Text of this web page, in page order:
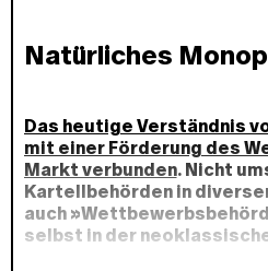
Natürliches
Das heutige Verständnis
mit einer Förderung des
Markt verbunden. Nicht
Kartellbehörden in
auch
selbst in der